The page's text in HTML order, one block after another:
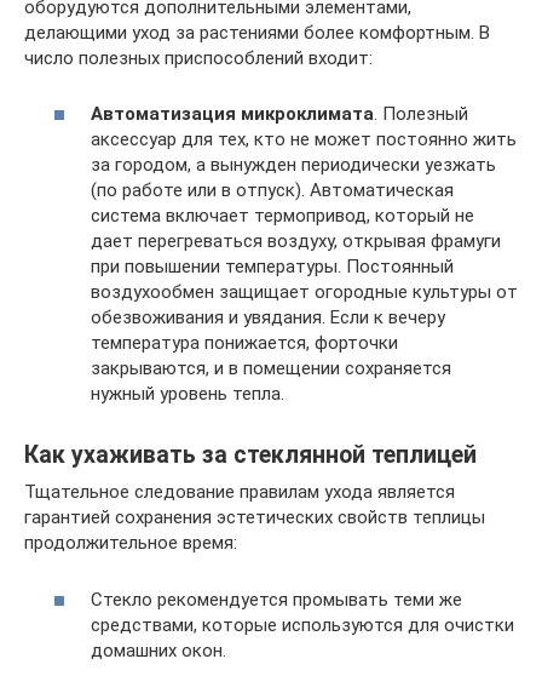
оборудуются дополнительными элементами,
делающими уход за растениями более комфортным. В
число полезных приспособлений входит:
Автоматизация микроклимата. Полезный
аксессуар для тех, кто не может постоянно жить
за городом, а вынужден периодически уезжать
(по работе или в отпуск). Автоматическая
система включает термопривод, который не
дает перегреваться воздуху, открывая фрамуги
при повышении температуры. Постоянный
воздухообмен защищает огородные культуры от
обезвоживания и увядания. Если к вечеру
температура понижается, форточки
закрываются, и в помещении сохраняется
нужный уровень тепла.
Как ухаживать за стеклянной теплицей
Тщательное следование правилам ухода является
гарантией сохранения эстетических свойств теплицы
продолжительное время:
Стекло рекомендуется промывать теми же
средствами, которые используются для очистки
домашних окон.